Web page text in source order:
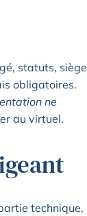
statuts, siège
obligatoires.
ne
au virtuel.
technique,